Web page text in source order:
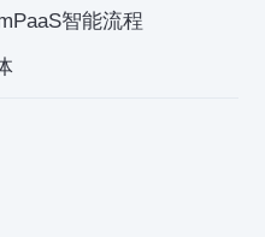
智能流程